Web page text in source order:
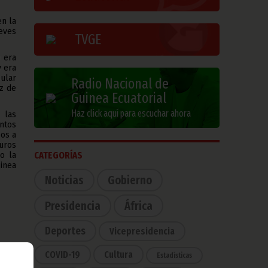
la
era
era
de
las
a
la
TVGE
Radio Nacional de
Guinea Ecuatorial
Haz click aquí para escuchar ahora
CATEGORÍAS
Noticias
Gobierno
Presidencia
África
Deportes Vicepresidencia
COVID-19 Cultura Estadísticas